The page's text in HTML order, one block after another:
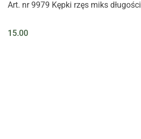
Art. nr 9979 Kępki rzęs miks długości
15.00